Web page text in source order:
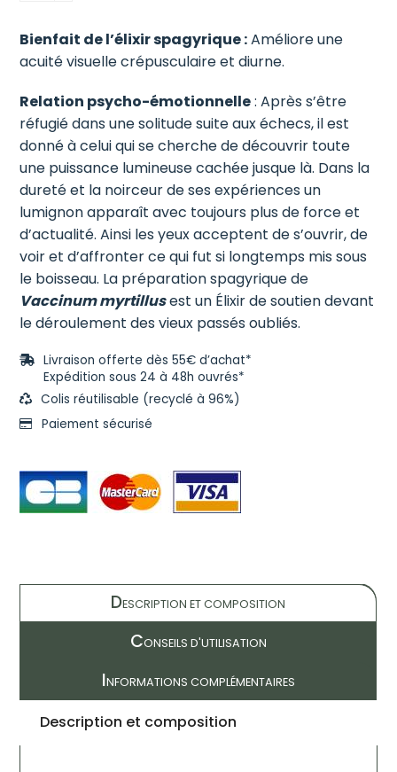
(fruits)
Bienfait de l’élixir spagyrique :Améliore une
acuité visuelle crépusculaire et diurne.
Relation psycho-émotionnelle: Après s’être
réfugié dans une solitude suite aux échecs, il est
donné à celui qui se cherche de découvrir toute
une puissance lumineuse cachée jusque là. Dans la
dureté et la noirceur de ses expériences un
lumignon apparaît avec toujours plus de force et
d’actualité. Ainsi les yeux acceptent de s’ouvrir, de
voir et d’affronter ce qui fut si longtemps mis sous
le boisseau. La préparation spagyrique de
Vaccinum myrtillusest un Élixir de soutien devant
le déroulement des vieux passés oubliés.
Livraison offerte dès 55€ d’achat*
Expédition sous 24 à 48h ouvrés*
Colis réutilisable (recyclé à 96%)
Paiement sécurisé
DESCRIPTION ET COMPOSITION
CONSEILS D'UTILISATION
INFORMATIONS COMPLÉMENTAIRES
Description et composition